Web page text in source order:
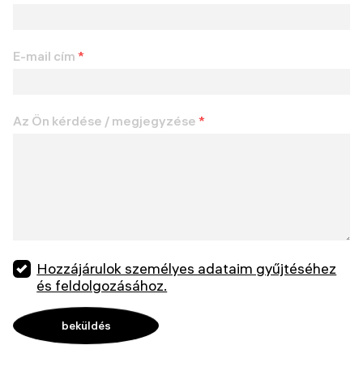
E-mail cím *
Az Ön kérdése / megjegyzése *
Hozzájárulok személyes adataim gyűjtéséhez
és feldolgozásához.